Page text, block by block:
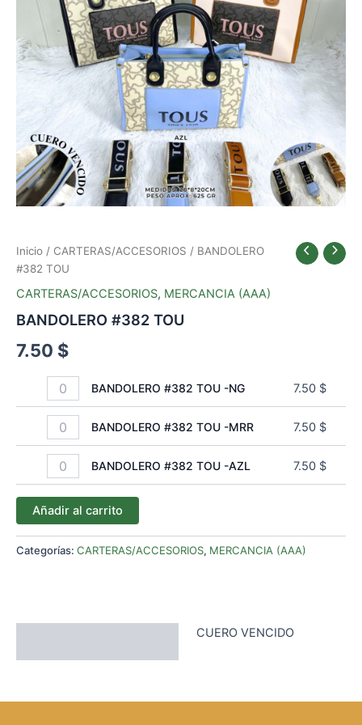
Inicio / CARTERAS/ACCESORIOS / BANDOLERO
#382 TOU
CARTERAS/ACCESORIOS, MERCANCIA (AAA)
BANDOLERO #382 TOU
7.50 $
BANDOLERO #382 TOU -NG 7.50 $
BANDOLERO #382 TOU -MRR 7.50 $
BANDOLERO #382 TOU -AZL 7.50 $
Añadir al carrito
Categorías: CARTERAS/ACCESORIOS, MERCANCIA (AAA)
CUERO VENCIDO